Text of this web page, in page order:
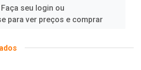
Faça seu login ou
para ver preços e comprar